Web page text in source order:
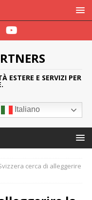
ESTERE E SERVIZI PER
Italiano
cerca di alleggerire